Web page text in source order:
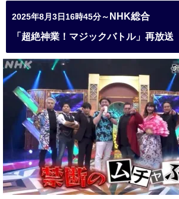
2025年8月3日16時45分～ NHK総合
「超絶神業！マジックバトル」再放送